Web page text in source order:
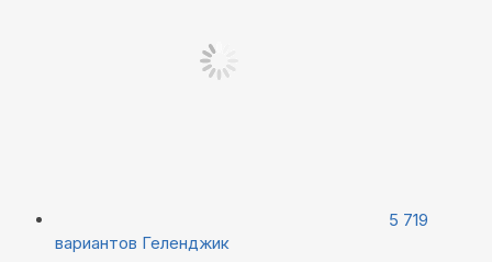
5 719
вариантов Геленджик